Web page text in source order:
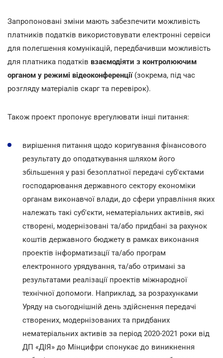
Запропоновані зміни мають забезпечити можливість
платників податків використовувати електронні сервіси
для полегшення комунікацій, передбачивши можливість
для платника податків взаємодіяти з контролюючим
органом у режимі відеоконференції(зокрема, під час
розгляду матеріалів скарг та перевірок).
Також проект пропонує врегулювати інші питання:
вирішення питання щодо коригування фінансового
результату до оподаткування шляхом його
збільшення у разі безоплатної передачі суб'єктами
господарювання державного сектору економіки
органам виконавчої влади, до сфери управління яких
належать такі суб'єкти, нематеріальних активів, які
створені, модернізовані та/або придбані за рахунок
коштів державного бюджету в рамках виконання
проектів інформатизації та/або програм
електронного урядування, та/або отримані за
результатами реалізації проектів міжнародної
технічної допомоги. Наприклад, за розрахунками
Уряду на сьогоднішній день здійснення передачі
створених, модернізованих та придбаних
нематеріальних активів за період 2020-2021 роки від
ДП «ДІЯ» до Мінцифри спонукає до виникнення